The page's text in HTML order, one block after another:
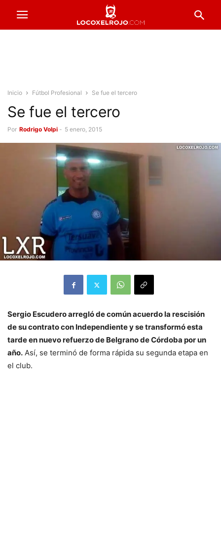
Inicio Fútbol Profesional Se fue el tercero
Se fue el tercero
Por Rodrigo Volpi - 5 enero, 2015
Sergio Escudero arregló de común acuerdo la rescisión
de su contrato con Independiente y se transformó esta
tarde en nuevo refuerzo de Belgrano de Córdoba por un
año. Así, se terminó de forma rápida su segunda etapa en
el club.